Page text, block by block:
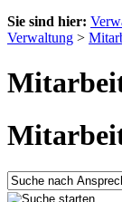
Sie sind hier:
Verwaltung >